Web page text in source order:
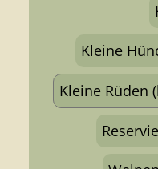
Kleine
Kleine Rüden